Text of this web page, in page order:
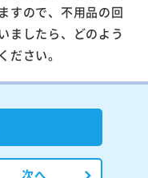
すので、不用品の回
ましたら、どのよう
ださい。